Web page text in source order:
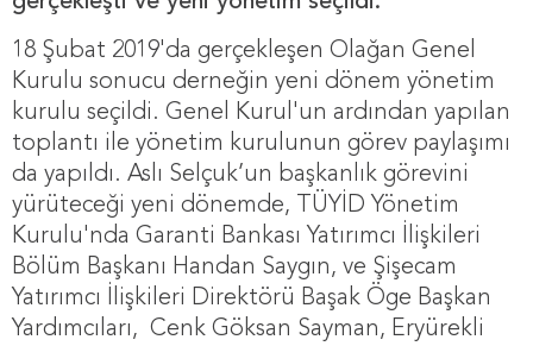
18 Şubat 2019'da gerçekleşen Olağan Genel
Kurulu sonucu derneğin yeni dönem yönetim
kurulu seçildi. Genel Kurul'un ardından yapılan
toplantı ile yönetim kurulunun görev paylaşımı
da yapıldı. Aslı Selçuk’un başkanlık görevini
yürüteceği yeni dönemde, TÜYİD Yönetim
Kurulu'nda Garanti Bankası Yatırımcı İlişkileri
Bölüm Başkanı Handan Saygın, ve Şişecam
Yatırımcı İlişkileri Direktörü Başak Öge Başkan
Yardımcıları, Cenk Göksan Sayman, Eryürekli